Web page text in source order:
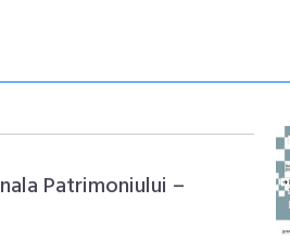
Patrimoniului –